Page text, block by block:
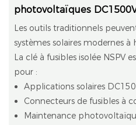
photovoltaïques
Les outils traditionnels
systèmes solaires modernes à
La clé à fusibles isolée NSPV
pour :
Applications solaires
Connecteurs de fusibles à
Maintenance